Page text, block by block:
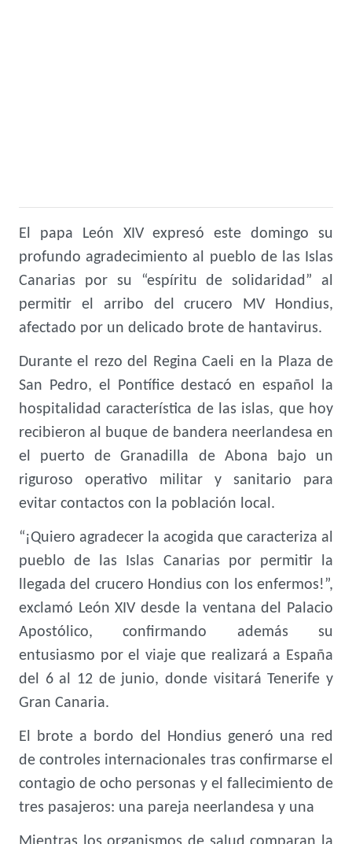
El papa León XIV expresó este domingo su
profundo agradecimiento al pueblo de las Islas
Canarias por su “espíritu de solidaridad” al
permitir el arribo del crucero MV Hondius,
afectado por un delicado brote de hantavirus.
Durante el rezo del Regina Caeli en la Plaza de
San Pedro, el Pontífice destacó en español la
hospitalidad característica de las islas, que hoy
recibieron al buque de bandera neerlandesa en
el puerto de Granadilla de Abona bajo un
riguroso operativo militar y sanitario para
evitar contactos con la población local.
“¡Quiero agradecer la acogida que caracteriza al
pueblo de las Islas Canarias por permitir la
llegada del crucero Hondius con los enfermos!”,
exclamó León XIV desde la ventana del Palacio
Apostólico, confirmando además su
entusiasmo por el viaje que realizará a España
del 6 al 12 de junio, donde visitará Tenerife y
Gran Canaria.
El brote a bordo del Hondius generó una red
de controles internacionales tras confirmarse el
contagio de ocho personas y el fallecimiento de
tres pasajeros: una pareja neerlandesa y una